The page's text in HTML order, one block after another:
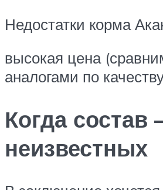
Недостатки корма
высокая цена
аналогами по
Когда
неизвестных